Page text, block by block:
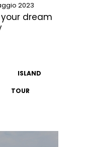
2023
dream
ISLAND
TOUR